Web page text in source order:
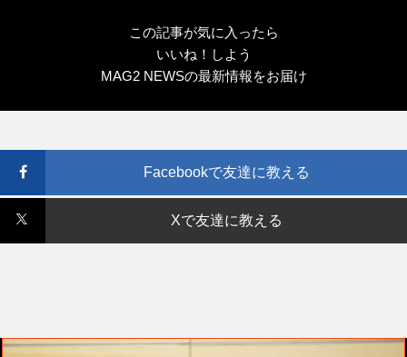
この記事が気に入ったら
いいね！しよう
MAG2 NEWSの最新情報をお届け
Facebookで友達に教える
Xで友達に教える